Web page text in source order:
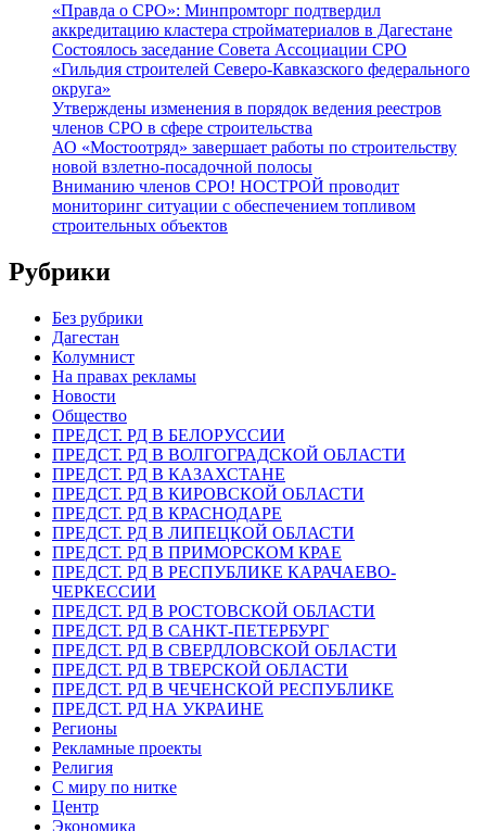
«Правда о СРО»: Минпромторг подтвердил
аккредитацию кластера стройматериалов в Дагестане
Состоялось заседание Совета Ассоциации СРО
«Гильдия строителей Северо-Кавказского федерального
округа»
Утверждены изменения в порядок ведения реестров
членов СРО в сфере строительства
АО «Мостоотряд» завершает работы по строительству
новой взлетно-посадочной полосы
Вниманию членов СРО! НОСТРОЙ проводит
мониторинг ситуации с обеспечением топливом
строительных объектов
Рубрики
Без рубрики
Дагестан
Колумнист
На правах рекламы
Новости
Общество
ПРЕДСТ. РД В БЕЛОРУССИИ
ПРЕДСТ. РД В ВОЛГОГРАДСКОЙ ОБЛАСТИ
ПРЕДСТ. РД В КАЗАХСТАНЕ
ПРЕДСТ. РД В КИРОВСКОЙ ОБЛАСТИ
ПРЕДСТ. РД В КРАСНОДАРЕ
ПРЕДСТ. РД В ЛИПЕЦКОЙ ОБЛАСТИ
ПРЕДСТ. РД В ПРИМОРСКОМ КРАЕ
ПРЕДСТ. РД В РЕСПУБЛИКЕ КАРАЧАЕВО-
ЧЕРКЕССИИ
ПРЕДСТ. РД В РОСТОВСКОЙ ОБЛАСТИ
ПРЕДСТ. РД В САНКТ-ПЕТЕРБУРГ
ПРЕДСТ. РД В СВЕРДЛОВСКОЙ ОБЛАСТИ
ПРЕДСТ. РД В ТВЕРСКОЙ ОБЛАСТИ
ПРЕДСТ. РД В ЧЕЧЕНСКОЙ РЕСПУБЛИКЕ
ПРЕДСТ. РД НА УКРАИНЕ
Регионы
Рекламные проекты
Религия
С миру по нитке
Центр
Экономика